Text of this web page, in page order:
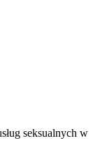
seksualnych w